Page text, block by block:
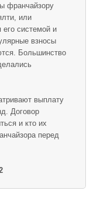
франчайзору
или
его системой и
взносы
Большинство
выплату
Договор
и кто их
перед